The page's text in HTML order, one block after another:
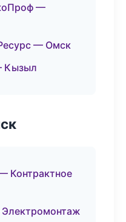
—
— Омск
Кызыл
Контрактное